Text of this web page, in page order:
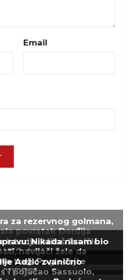
Email